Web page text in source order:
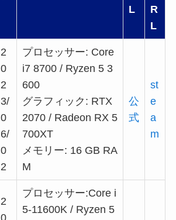
L
R
L
2
0
2
3/
0
6/
0
2
プロセッサー: Core
i7 8700 / Ryzen 5 3
600
グラフィック: RTX
2070 / Radeon RX 5
700XT
メモリー: 16 GB RA
M
公
式
st
e
a
m
2
プロセッサー:Core i
5-11600K / Ryzen 5